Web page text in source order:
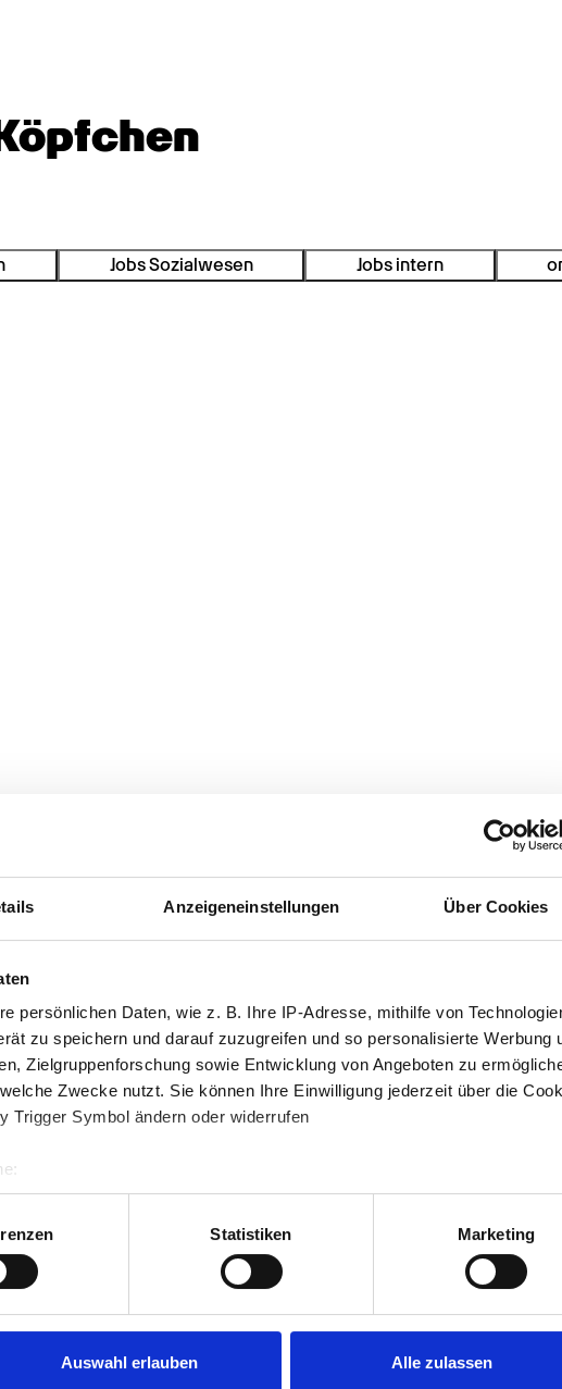
Anzeigeneinstellungen Über Cookies
persönlichen Daten, wie z. B. Ihre IP-Adresse, mithilfe von
zu speichern und darauf zuzugreifen und so personalisierte Werbung
Zielgruppenforschung sowie Entwicklung von Angeboten zu
Zwecke nutzt. Sie können Ihre Einwilligung jederzeit über die
Trigger Symbol ändern oder widerrufen
erfassen, welche bis auf einige Meter genau sein können
bestimmten Merkmalen (Fingerprinting) identifizieren
Daten verarbeitet werden, und legen Sie Ihre Präferenzen im
zu personalisieren, Funktionen für soziale Medien anbieten zu
Außerdem geben wir Informationen zu Ihrer Verwendung unserer
Statistiken Marketing
Auswahl erlauben Alle zulassen
Jobs Sozialwesen Jobs intern